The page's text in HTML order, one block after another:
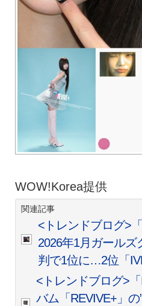
WOW!Korea提供
関連記事
<トレンドブログ>「
2026年1月ガール
判で1位に…2位「
<トレンドブログ>
バム「REVIVE+」の